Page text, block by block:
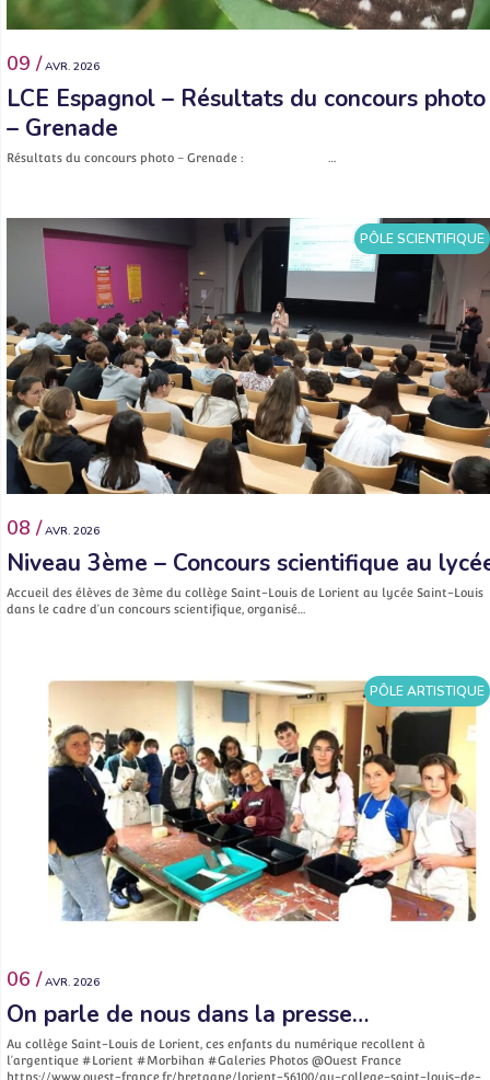
09 / AVR. 2026
LCE Espagnol – Résultats du concours photo
– Grenade
Résultats du concours photo – Grenade : …
PÔLE SCIENTIFIQUE
08 / AVR. 2026
Niveau 3ème – Concours scientifique au
Accueil des élèves de 3ème du collège Saint-Louis de Lorient au lycée Saint-Louis
dans le cadre d’un concours scientifique, organisé…
PÔLE ARTISTIQUE
06 / AVR. 2026
On parle de nous dans la presse…
Au collège Saint-Louis de Lorient, ces enfants du numérique recollent à
l’argentique #Lorient #Morbihan #Galeries Photos @Ouest France
https://www.ouest-france.fr/bretagne/lorient-56100/au-college-saint-louis-de-